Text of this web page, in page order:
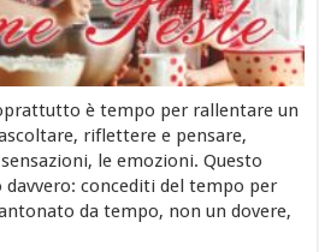
è tempo per rallentare un
riflettere e pensare,
le emozioni. Questo
concediti del tempo per
da tempo, non un dovere,